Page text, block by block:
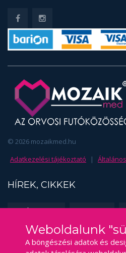
© 2026 mozaikmed.hu
Adatkezelési tájékoztató
|
HÍREK, CIKKEK
EDZÉSSZAKMA FUSS TE IS!
KAPCSOLAT
Weboldalunk
A böngészési adatok és